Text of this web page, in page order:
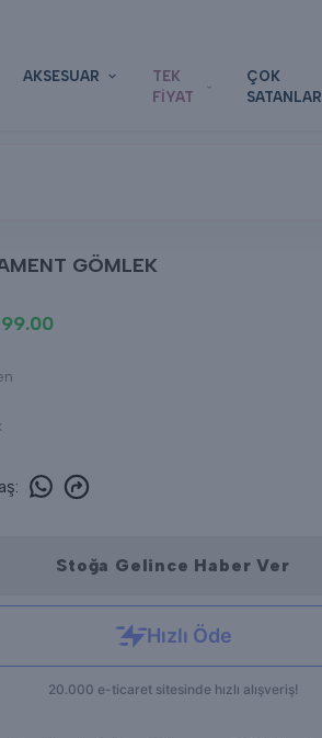
AKSESUAR
TEK
FİYAT
ÇOK
SATANLAR
GÖMLEK
:
Stoğa Gelince Haber Ver